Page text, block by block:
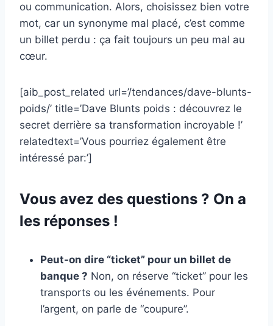
ou communication. Alors, choisissez bien votre
mot, car un synonyme mal placé, c’est comme
un billet perdu : ça fait toujours un peu mal au
cœur.
[aib_post_related url=’/tendances/dave-blunts-
poids/’ title=’Dave Blunts poids : découvrez le
secret derrière sa transformation incroyable !’
relatedtext=’Vous pourriez également être
intéressé par:’]
Vous avez des questions ? On a
les réponses !
Peut-on dire “ticket” pour un billet de
banque ? Non, on réserve “ticket” pour les
transports ou les événements. Pour
l’argent, on parle de “coupure”.